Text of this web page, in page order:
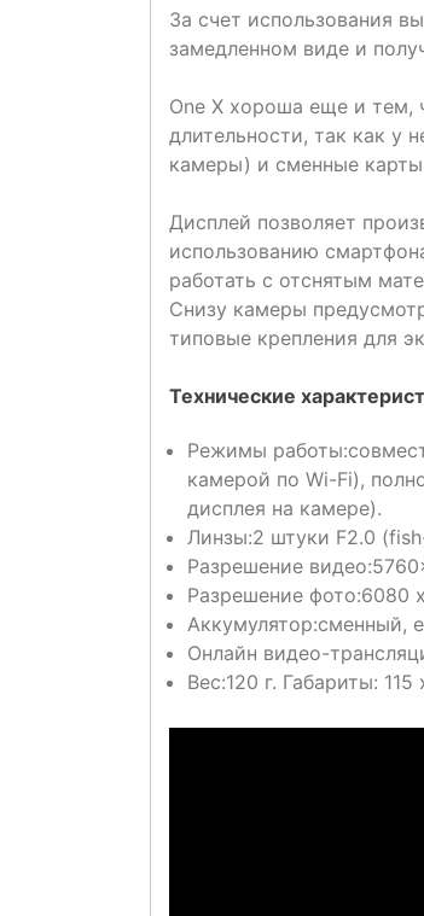
За счет использования
замедленном виде и
One X хороша еще и тем,
длительности, так как у
камеры) и сменные
Дисплей позволяет
использованию
работать с отснятым
Снизу камеры
типовые крепления для
Технические
Режимы
камерой по Wi-Fi),
дисплея на камере).
Линзы:2 штуки F2.0
Разрешение
Разрешение фото:6080
Аккумулятор:сменный,
Онлайн видео-
Вес:120 г. Габариты: